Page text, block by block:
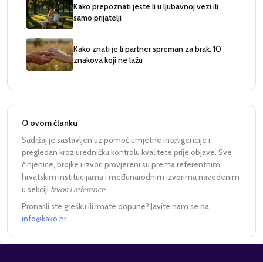
Kako prepoznati jeste li u ljubavnoj vezi ili
samo prijatelji
Kako znati je li partner spreman za brak: 10
znakova koji ne lažu
O ovom članku
Sadržaj je sastavljen uz pomoć umjetne inteligencije i
pregledan kroz uredničku kontrolu kvalitete prije objave. Sve
činjenice, brojke i izvori provjereni su prema referentnim
hrvatskim institucijama i međunarodnim izvorima navedenim
u sekciji Izvori i reference.
Pronašli ste grešku ili imate dopune? Javite nam se na
info@kako.hr